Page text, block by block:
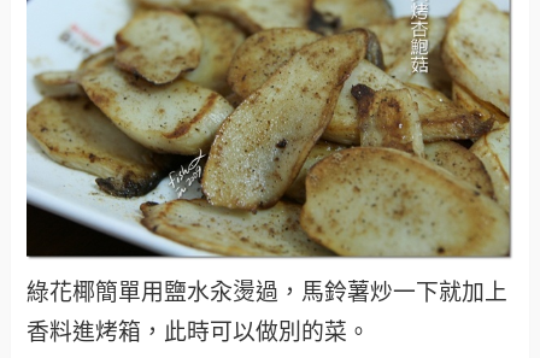
綠花椰簡單用鹽水汆燙過，馬鈴薯炒一下就加上
香料進烤箱，此時可以做別的菜。